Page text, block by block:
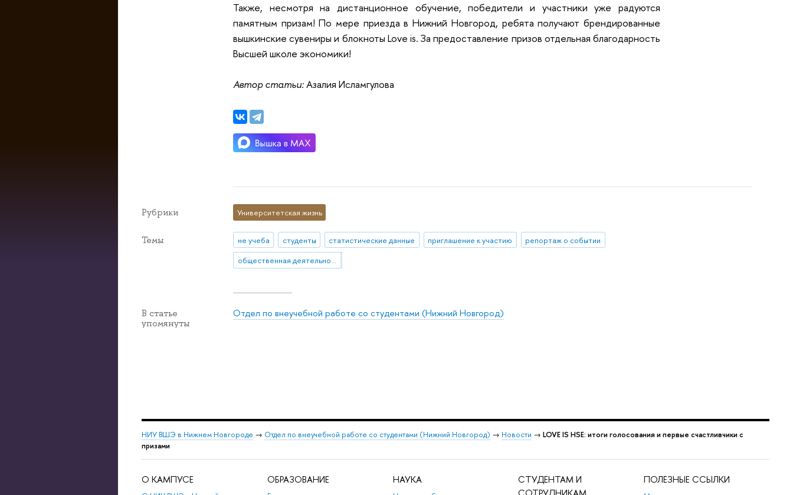
Также, несмотря на дистанционное обучение, победители и участники уже радуются
памятным призам! По мере приезда в Нижний Новгород, ребята получают брендированные
вышкинские сувениры и блокноты Love is. За предоставление призов отдельная благодарность
Высшей школе экономики!
Автор статьи:Азалия Исламгулова
Рубрики Университетская жизнь
Темы не учеба студенты статистические данные приглашение к участию
репортаж о событии
общественная деятельность
В статье
упомянуты
Отдел по внеучебной работе со студентами (Нижний Новгород)
НИУ ВШЭ в Нижнем Новгороде → Отдел по внеучебной работе со студентами (Нижний Новгород) → Новости → LOVE IS HSE: итоги голосования и первые счастливчики с
призами
О КАМПУСЕ ОБРАЗОВАНИЕ НАУКА
СТУДЕНТАМ И
ПОЛЕЗНЫЕ ССЫЛКИ